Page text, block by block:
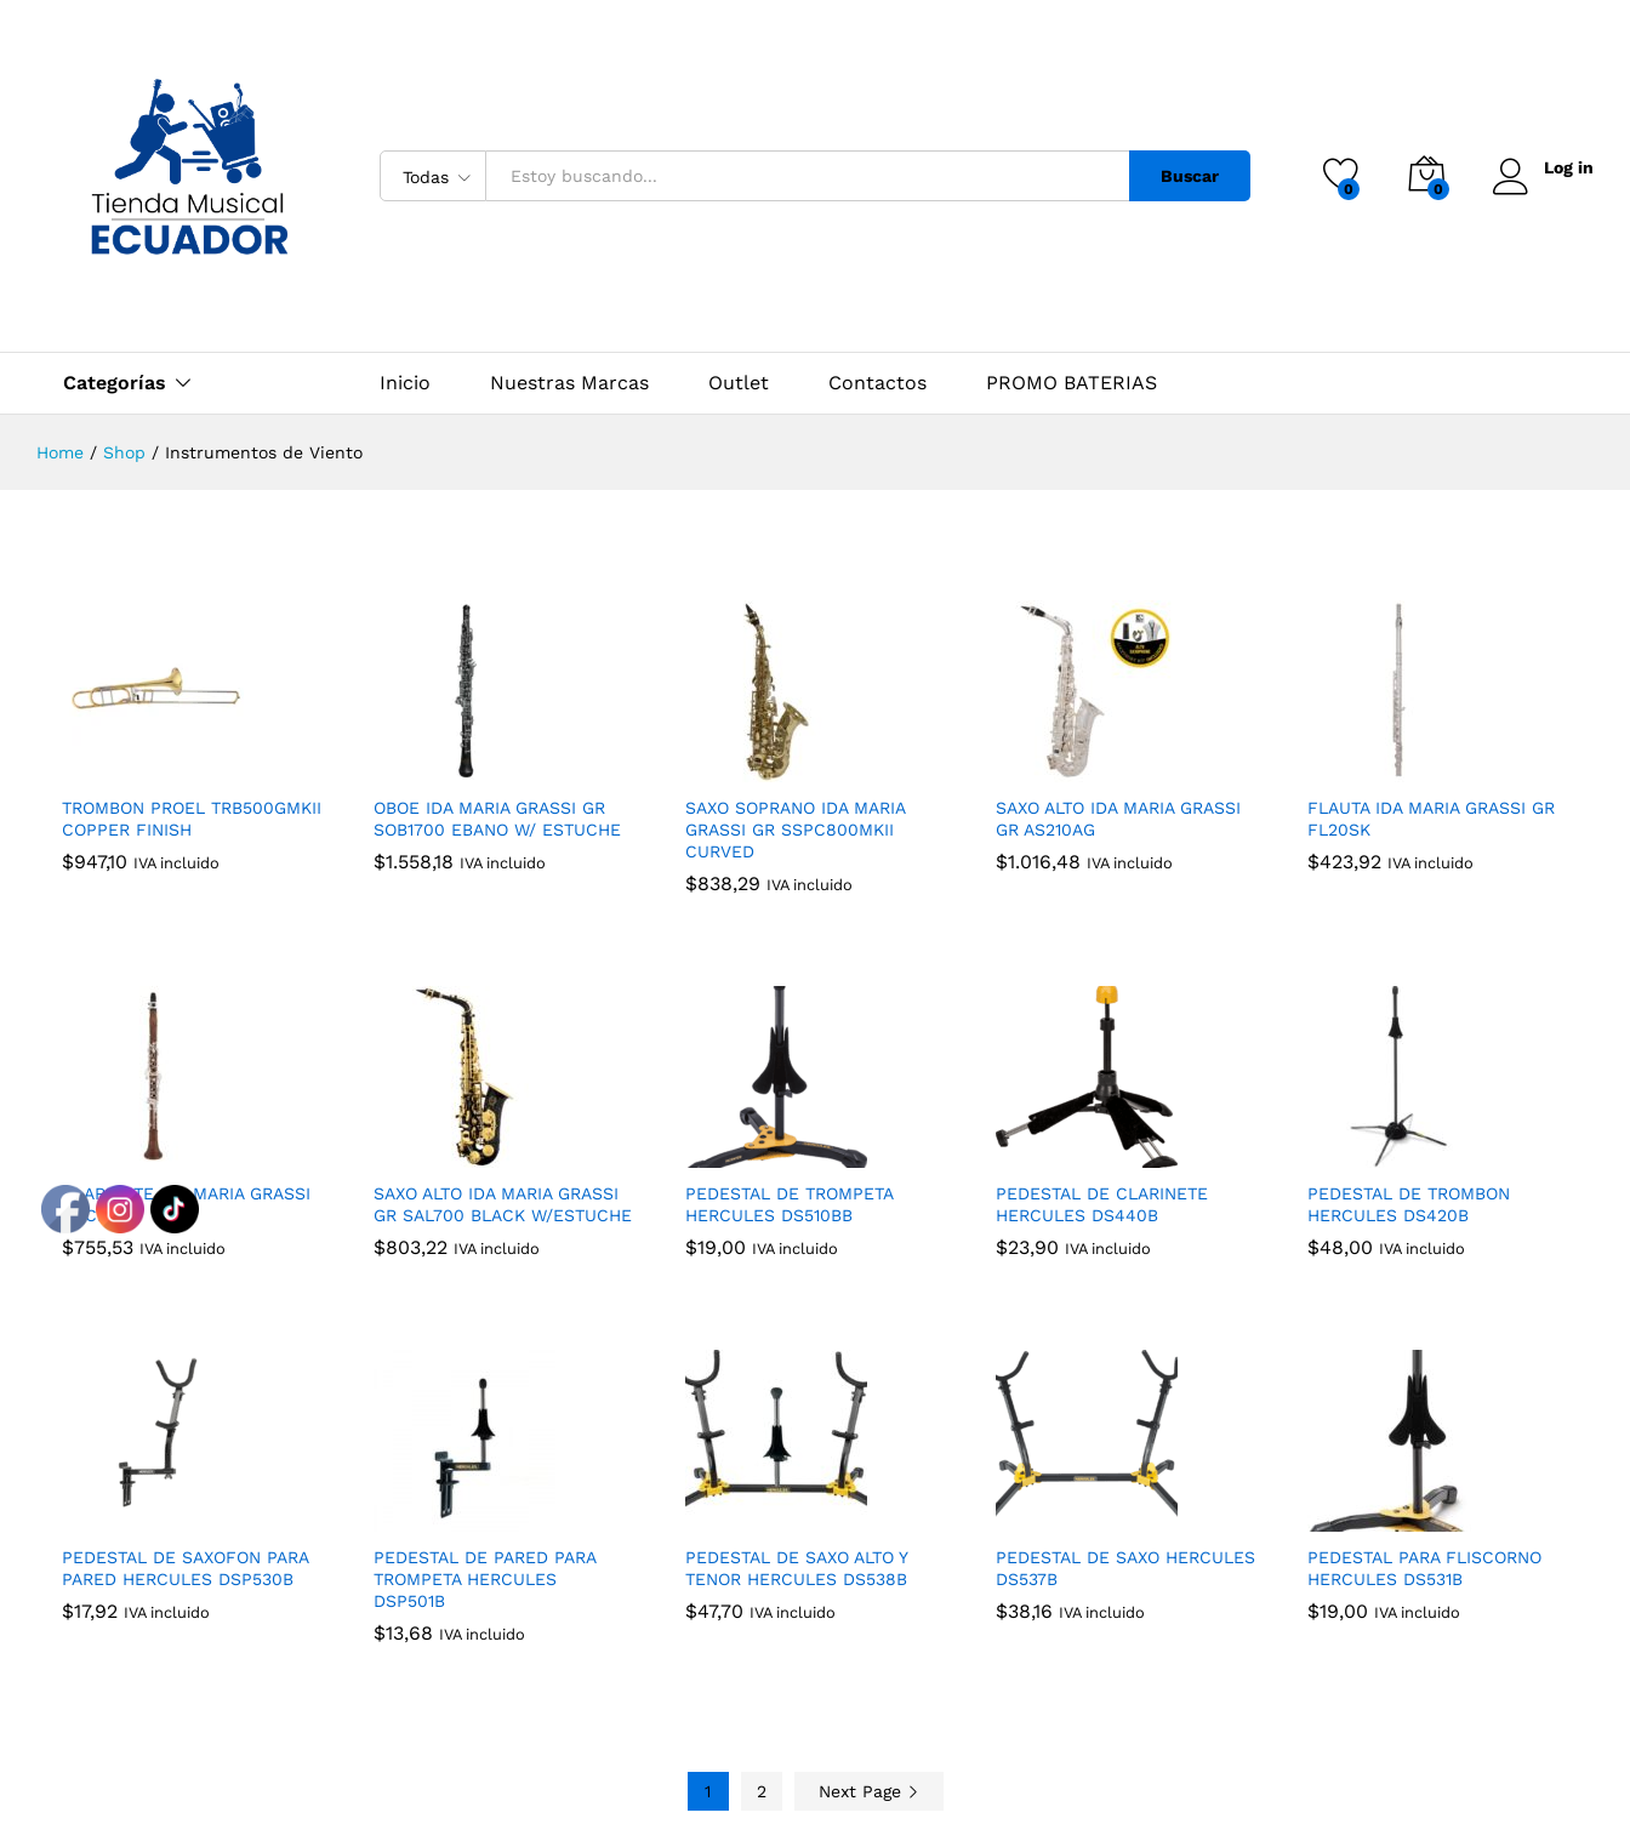
Todas Buscar
0 0
Log in
Categorías Inicio Nuestras Marcas Outlet Contactos PROMO BATERIAS
Home / Shop / Instrumentos de Viento
TROMBON PROEL TRB500GMKII
COPPER FINISH
$947,10 IVA incluido
$947,10
OBOE IDA MARIA GRASSI GR
SOB1700 EBANO W/ ESTUCHE
$1.558,18 IVA incluido
$1.558,18
SAXO SOPRANO IDA MARIA
GRASSI GR SSPC800MKII
CURVED
$838,29 IVA incluido
$838,29
SAXO ALTO IDA MARIA GRASSI
GR AS210AG
$1.016,48 IVA incluido
$1.016,48
FLAUTA IDA MARIA GRASSI GR
FL20SK
$423,92 IVA incluido
$423,92
CLARINETE IDA MARIA GRASSI
GRCL400
$755,53 IVA incluido
$755,53
SAXO ALTO IDA MARIA GRASSI
GR SAL700 BLACK W/ESTUCHE
$803,22 IVA incluido
$803,22
PEDESTAL DE TROMPETA
HERCULES DS510BB
$19,00 IVA incluido
$19,00
PEDESTAL DE CLARINETE
HERCULES DS440B
$23,90 IVA incluido
$23,90
PEDESTAL DE TROMBON
HERCULES DS420B
$48,00 IVA incluido
$48,00
PEDESTAL DE SAXOFON PARA
PARED HERCULES DSP530B
$17,92 IVA incluido
$17,92
PEDESTAL DE PARED PARA
TROMPETA HERCULES
DSP501B
$13,68 IVA incluido
$13,68
PEDESTAL DE SAXO ALTO Y
TENOR HERCULES DS538B
$47,70 IVA incluido
$47,70
PEDESTAL DE SAXO HERCULES
DS537B
$38,16 IVA incluido
$38,16
PEDESTAL PARA FLISCORNO
HERCULES DS531B
$19,00 IVA incluido
$19,00
1 2 Next Page